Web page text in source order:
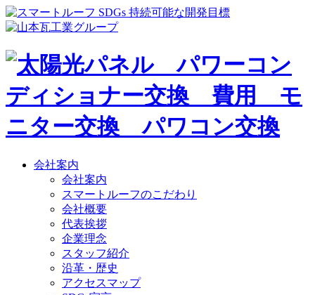
会社案内
会社案内
スマートルーフのこだわり
会社概要
代表挨拶
企業理念
スタッフ紹介
沿革・歴史
アクセスマップ